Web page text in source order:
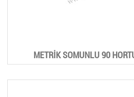
METRİK SOMUNLU 90